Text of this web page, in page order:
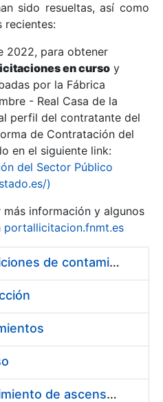
sido resueltas, así como
recientes:
2022, para obtener
en curso y
por la Fábrica
- Real Casa de la
perfil del contratante del
de Contratación del
en el siguiente link:
del Sector Público
)
información y algunos
portallicitacion.fnmt.es
Realización de mediciones de contaminantes químicos en la FNMT-RCM
Servicio de mantenimiento de ascensores-montacargas instalados en la Fábrica de Papel de Burgos durante el año 2014